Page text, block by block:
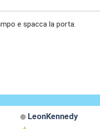
e spacca la porta.
LeonKennedy